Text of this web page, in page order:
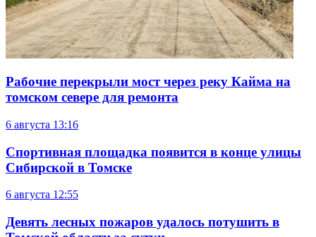
Рабочие перекрыли мост через реку Кайма на
томском севере для ремонта
6 августа 13:16
Спортивная площадка появится в конце улицы
Сибирской в Томске
6 августа 12:55
Девять лесных пожаров удалось потушить в